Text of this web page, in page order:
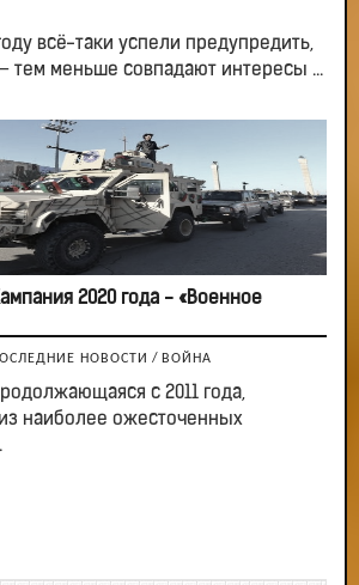
всё-таки успели предупредить,
тем меньше совпадают интересы ...
2020 года - «Военное
НОВОСТИ / ВОЙНА
с 2011 года,
наиболее ожесточенных